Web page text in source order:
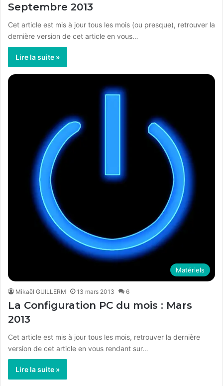
Septembre 2013
Cet article est mis à jour tous les mois (ou presque), retrouver la
dernière version de cet article en vous…
Lire la suite »
Matériels
Mikaël GUILLERM 13 mars 2013 6
La Configuration PC du mois : Mars
2013
Cet article est mis à jour tous les mois, retrouver la dernière
version de cet article en vous rendant sur…
Lire la suite »